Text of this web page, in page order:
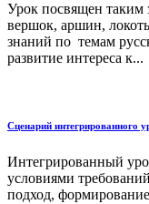
Урок посвящен таким
вершок, аршин,
знаний по темам
развитие интереса к...
Сценарий интегрированного
Интегрированный
условиями
подход,